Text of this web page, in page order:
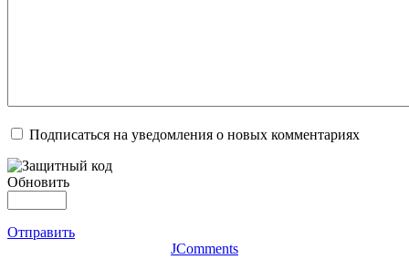
Подписаться на уведомления о новых комментариях
Обновить
Отправить
JComments